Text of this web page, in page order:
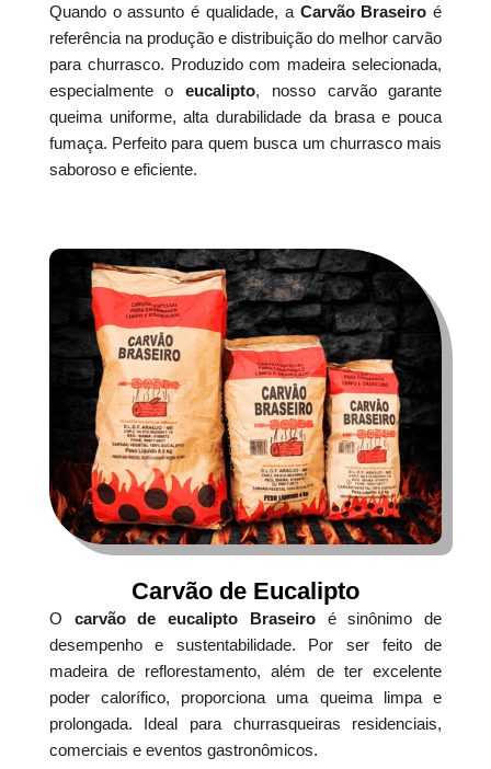
Quando o assunto é qualidade, a Carvão Braseiro é
referência na produção e distribuição do melhor carvão
para churrasco. Produzido com madeira selecionada,
especialmente oeucalipto, nosso carvão garante
queima uniforme, alta durabilidade da brasa e pouca
fumaça. Perfeito para quem busca um churrasco mais
saboroso e eficiente.
Carvão de Eucalipto
O carvão de eucalipto Braseiroé sinônimo de
desempenho e sustentabilidade. Por ser feito de
madeira de reflorestamento, além de ter excelente
poder calorífico, proporciona uma queima limpa e
prolongada. Ideal para churrasqueiras residenciais,
comerciais e eventos gastronômicos.